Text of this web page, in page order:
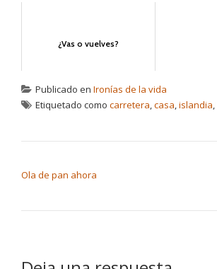
¿Vas o vuelves?
Publicado en Ironías de la vida
Etiquetado como carretera casa islandia
Ola de pan ahora